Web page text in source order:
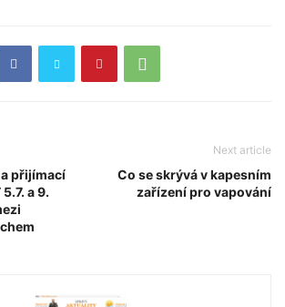
přijímací
a 9.
Next article
Co se skrývá v kapesním
zařízení pro vapování